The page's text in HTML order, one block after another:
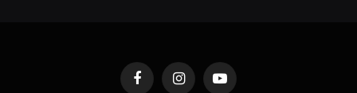
FacebookInstagramYouTube